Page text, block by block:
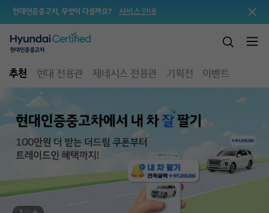
현대인증중고차, 무엇이 다를까요? 서비스 안내
추천 현대 전용관 제네시스 전용관 기획전 이벤트